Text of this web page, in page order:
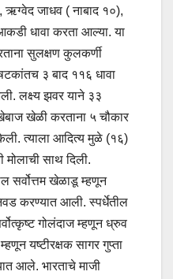
ऋग्वेद जाधव ( नाबाद १०),
धावा करता आल्या. या
सुलक्षण कुलकर्णी
३ बाद ११६ धावा
लक्ष्य झवर याने ३३
खेळी करताना ५ चौकार
त्याला आदित्य मुळे (१६)
साथ दिली.
सर्वोत्तम खेळाडू म्हणून
करण्यात आली. स्पर्धेतील
गोलंदाज म्हणून ध्रुव
यष्टीरक्षक सागर गुप्ता
आले. भारताचे माजी